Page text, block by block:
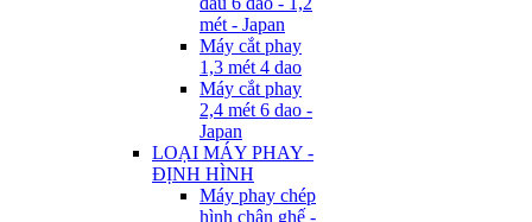
mét - Japan
Máy cắt phay
1,3 mét 4 dao
Máy cắt phay
2,4 mét 6 dao -
Japan
LOẠI MÁY PHAY -
ĐỊNH HÌNH
Máy phay chép
hình chân ghế -